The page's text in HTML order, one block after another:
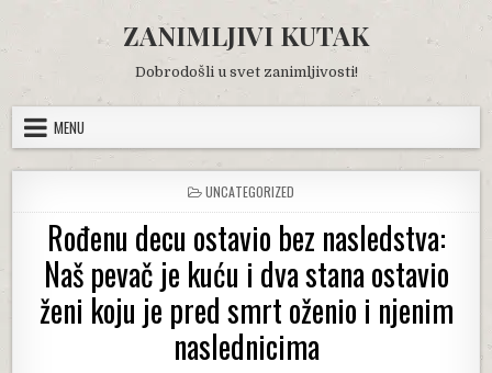
content
ZANIMLJIVI KUTAK
Dobrodošli u svet zanimljivosti!
MENU
POSTED
IN
UNCATEGORIZED
Rođenu decu ostavio bez nasledstva:
Naš pevač je kuću i dva stana ostavio
ženi koju je pred smrt oženio i njenim
naslednicima